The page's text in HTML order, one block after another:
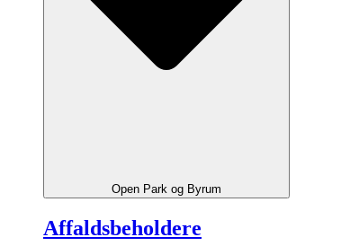
Open Park og Byrum
Affaldsbeholdere